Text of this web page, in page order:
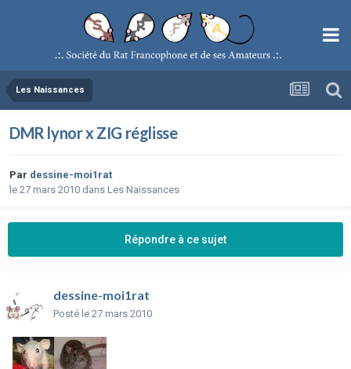
Les Naissances
DMR lynor x ZIG réglisse
Par dessine-moi1rat
le 27 mars 2010 dans Les Naissances
Répondre à ce sujet
dessine-moi1rat
Posté le 27 mars 2010